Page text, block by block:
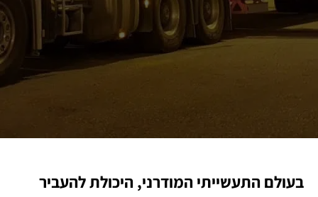
בעולם התעשייתי המודרני, היכולת להעביר